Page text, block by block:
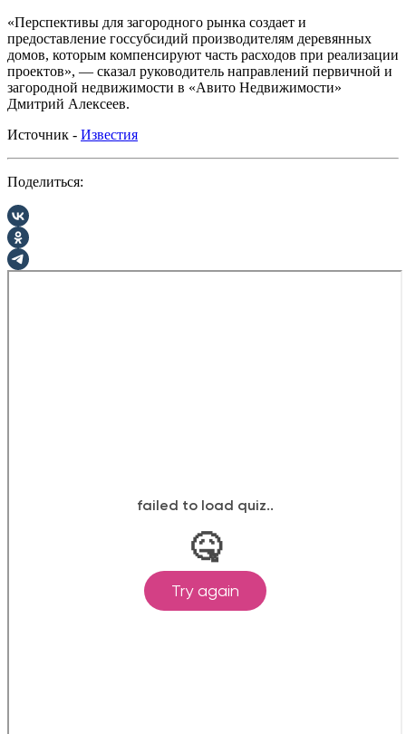
«Перспективы для загородного рынка создает и
предоставление госсубсидий производителям деревянных
домов, которым компенсируют часть расходов при реализации
проектов», — сказал руководитель направлений первичной и
загородной недвижимости в «Авито Недвижимости»
Дмитрий Алексеев.
Источник - Известия
Поделиться: